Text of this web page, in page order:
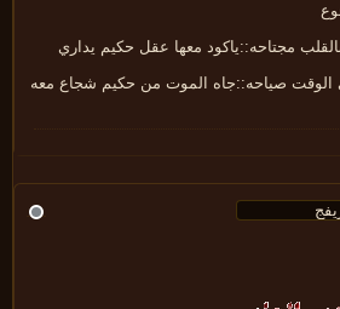
معها عقل حكيم يداري
صياحه::جاه الموت من حكيم شجاع معه